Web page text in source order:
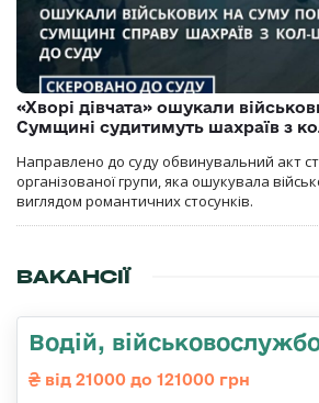
«Хворі дівчата» ошукали
Сумщині судитимуть шахраїв з
Направлено до суду обвинувальний акт
організованої групи, яка ошукувала
виглядом романтичних стосунків.
ВАКАНСІЇ
Водій,
від 21000 до 121000 грн